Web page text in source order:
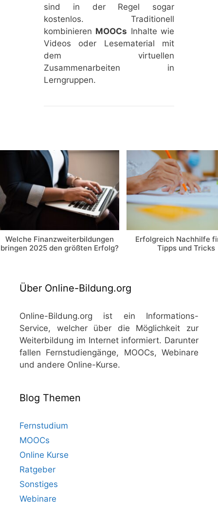
sind in der Regel sogar
kostenlos. Traditionell
kombinieren MOOCs Inhalte wie
Videos oder Lesematerial mit
dem virtuellen
Zusammenarbeiten in
Lerngruppen.
Welche Finanzweiterbildungen
bringen 2025 den größten Erfolg?
Erfolgreich Nachhilfe
Tipps und Tricks
Über Online-Bildung.org
Online-Bildung.org ist ein Informations-
Service, welcher über die Möglichkeit zur
Weiterbildung im Internet informiert. Darunter
fallen Fernstudiengänge, MOOCs, Webinare
und andere Online-Kurse.
Blog Themen
Fernstudium
MOOCs
Online Kurse
Ratgeber
Sonstiges
Webinare